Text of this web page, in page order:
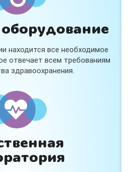
находится все необходимое
отвечает всем требованиям
здравоохранения.